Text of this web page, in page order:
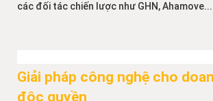
các đối tác chiến lược như GHN,
Giải pháp công nghệ cho
độc quyền